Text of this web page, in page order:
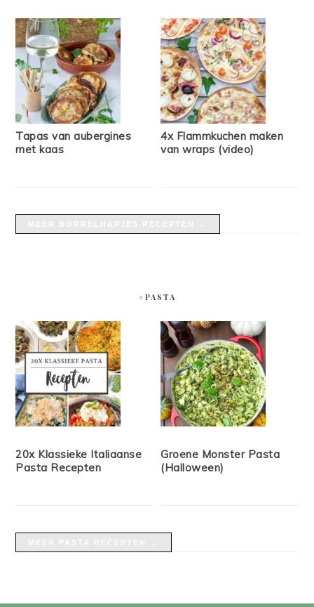
Tapas van aubergines
met kaas
4x Flammkuchen maken
van wraps (video)
#PASTA
20x Klassieke Italiaanse
Pasta Recepten
Groene Monster Pasta
(Halloween)